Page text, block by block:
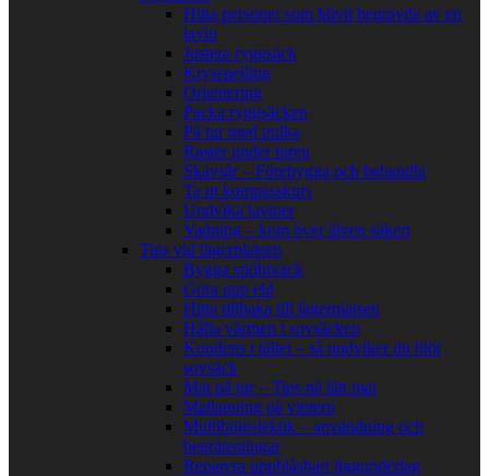
Hitta personer som blivit begravda av en
lavin
Justera ryggsäck
Krysspejling
Orientering
Packa ryggsäcken
På tur med pulka
Raster under turen
Skavsår – Förebygga och behandla
Ta ut kompasskurs
Undvika laviner
Vadning – kom över älven säkert
Tips vid lägerplatsen
Bygga snöbivack
Göra upp eld
Hitta tillbaka till lägerplatsen
Hålla värmen i sovsäcken
Kondens i tältet – så undviker du blöt
sovsäck
Mat på tur – Tips på lätt mat
Matlagning på vintern
Multibränslekök – användning och
begränsningar
Reparera uppblåsbart liggunderlag